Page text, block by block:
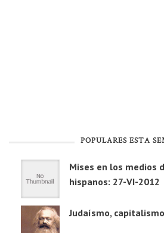
POPULARES ESTA
Mises en los medios
hispanos: 27-VI-2012
Judaísmo,